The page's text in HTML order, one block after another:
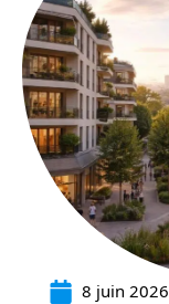
8 juin 2026